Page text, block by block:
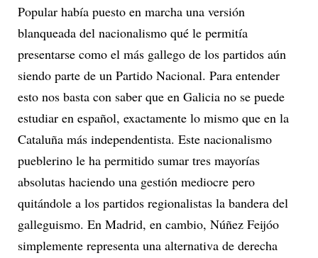
Popular había puesto en marcha una versión
blanqueada del nacionalismo qué le permitía
presentarse como el más gallego de los partidos aún
siendo parte de un Partido Nacional. Para entender
esto nos basta con saber que en Galicia no se puede
estudiar en español, exactamente lo mismo que en la
Cataluña más independentista. Este nacionalismo
pueblerino le ha permitido sumar tres mayorías
absolutas haciendo una gestión mediocre pero
quitándole a los partidos regionalistas la bandera del
galleguismo. En Madrid, en cambio, Núñez Feijóo
simplemente representa una alternativa de derecha